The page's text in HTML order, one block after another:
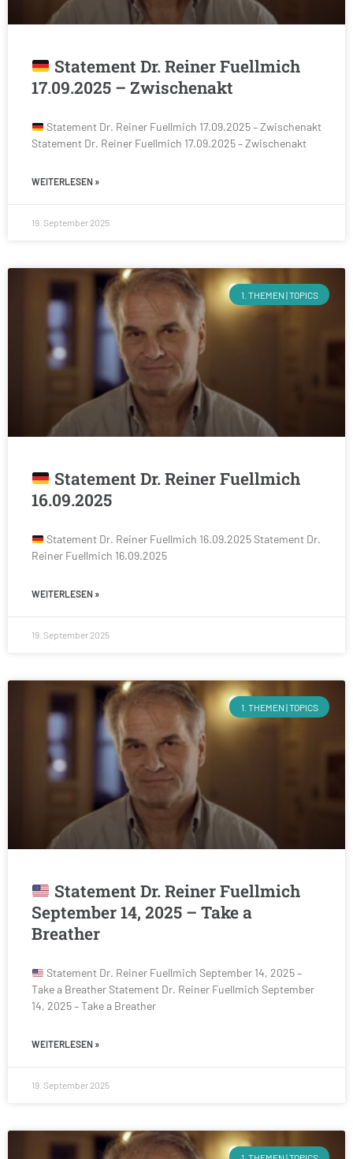
Statement Dr. Reiner Fuellmich
17.09.2025 – Zwischenakt
Statement Dr. Reiner Fuellmich 17.09.2025 – Zwischenakt
Statement Dr. Reiner Fuellmich 17.09.2025 – Zwischenakt
WEITERLESEN »
19. September 2025
1. THEMEN | TOPICS
Statement Dr. Reiner Fuellmich
16.09.2025
Statement Dr. Reiner Fuellmich 16.09.2025 Statement Dr.
Reiner Fuellmich 16.09.2025
WEITERLESEN »
19. September 2025
1. THEMEN | TOPICS
Statement Dr. Reiner Fuellmich
September 14, 2025 – Take a
Breather
Statement Dr. Reiner Fuellmich September 14, 2025 –
Take a Breather Statement Dr. Reiner Fuellmich September
14, 2025 – Take a Breather
WEITERLESEN »
19. September 2025